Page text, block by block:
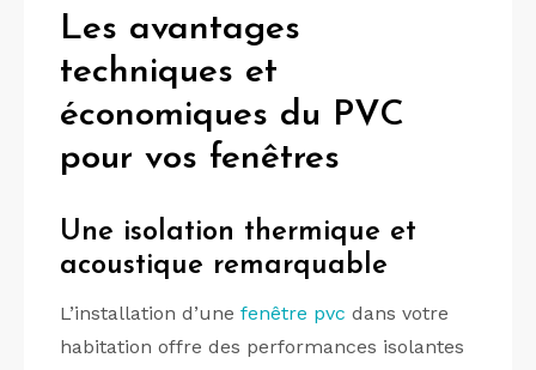
Les avantages
techniques et
économiques du PVC
pour vos fenêtres
Une isolation thermique et
acoustique remarquable
L’installation d’une fenêtre pvc dans votre
habitation offre des performances isolantes